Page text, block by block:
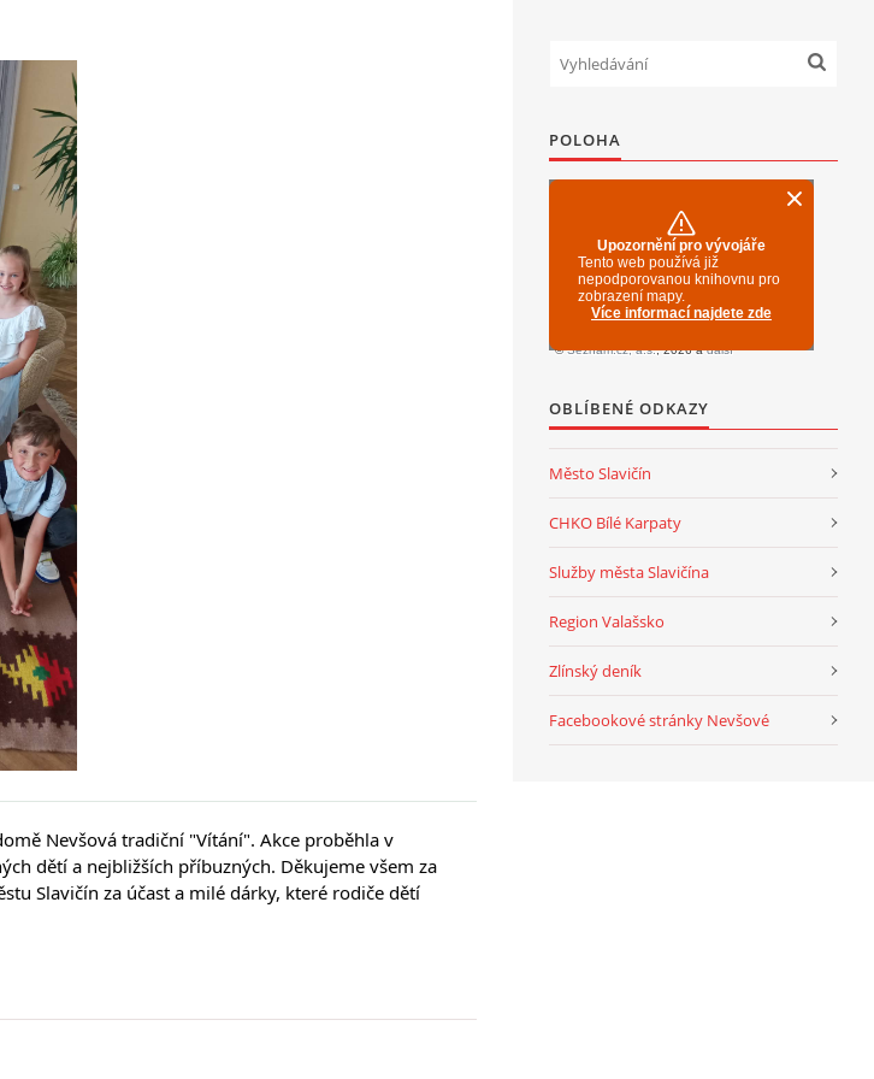
Nevšová tradiční "Vítání". Akce proběhla v
dětí a nejbližších příbuzných. Děkujeme všem za
Slavičín za účast a milé dárky, které rodiče dětí
POLOHA
OBLÍBENÉ ODKAZY
Město Slavičín
CHKO Bílé Karpaty
Služby města Slavičína
Region Valašsko
Zlínský deník
Facebookové stránky Nevšové